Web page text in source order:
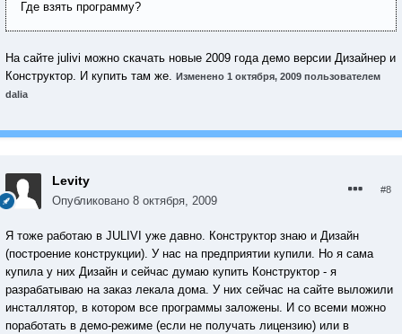
Где взять программу?
На сайте julivi можно скачать новые 2009 года демо версии Дизайнер и
Конструктор. И купить там же. Изменено 1 октября, 2009 пользователем
dalia
Levity
Опубликовано 8 октября, 2009
#8
Я тоже работаю в JULIVI уже давно. Конструктор знаю и Дизайн
(построение конструкции). У нас на предприятии купили. Но я сама
купила у них Дизайн и сейчас думаю купить Конструктор - я
разрабатываю на заказ лекала дома. У них сейчас на сайте выложили
инсталлятор, в котором все программы заложены. И со всеми можно
поработать в демо-режиме (если не получать лицензию) или в